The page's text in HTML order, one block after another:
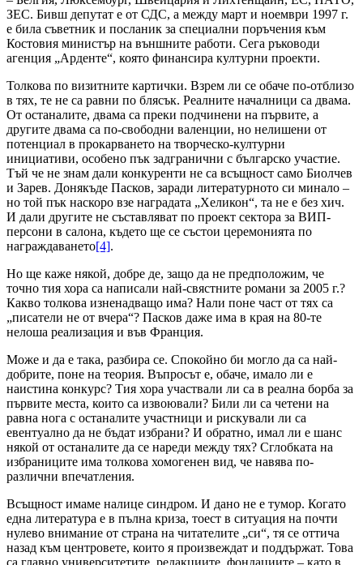
ЗЕС. Бивш депутат е от СДС, а между март и ноември 1997 г.
е била съветник и посланик за специални поръчения към
Костовия министър на външните работи. Сега ръководи
агенция „Арденте“, която финансира културни проекти.
Толкова по визитните картички. Взрем ли се обаче по-отблизо
в тях, те не са равни по блясък. Реалните началници са двама.
От останалите, двама са преки подчинени на първите, а
другите двама са по-свободни валенции, но нелишени от
потенциал в прокарването на творческо-културни
инициативи, особено пък задгранични с българско участие.
Тъй че не знам дали конкуренти не са всъщност само Биолчев
и Зарев. Донякъде Пасков, заради литературното си минало –
но той пък наскоро взе наградата „Хеликон“, та не е без хич.
И дали другите не съставляват по проект сектора за ВИП-
персони в салона, където ще се състои церемонията по
награждаването[4].
Но ще каже някой, добре де, защо да не предположим, че
точно тия хора са написали най-свястните романи за 2005 г.?
Какво толкова изненадващо има? Нали поне част от тях са
„писатели не от вчера“? Пасков даже има в края на 80-те
нелоша реализация и във Франция.
Може и да е така, разбира се. Спокойно би могло да са най-
добрите, поне на теория. Въпросът е, обаче, имало ли е
наистина конкурс? Тия хора участвали ли са в реална борба за
първите места, които са извоювали? Били ли са четени на
равна нога с останалите участници и рискували ли са
евентуално да не бъдат избрани? И обратно, имал ли е шанс
някой от останалите да се нареди между тях? Сглобката на
избраниците има толкова хомогенен вид, че навява по-
различни впечатления.
Всъщност имаме налице синдром. И дано не е тумор. Когато
една литература е в пълна криза, тоест в ситуация на почти
нулево внимание от страна на читателите „си“, тя се оттича
назад към центровете, които я произвеждат и поддържат. Това